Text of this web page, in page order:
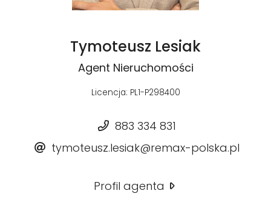
Tymoteusz Lesiak
Agent Nieruchomości
Licencja: PL1-P298400
883 334 831
tymoteusz.lesiak@remax-polska.pl
Profil agenta